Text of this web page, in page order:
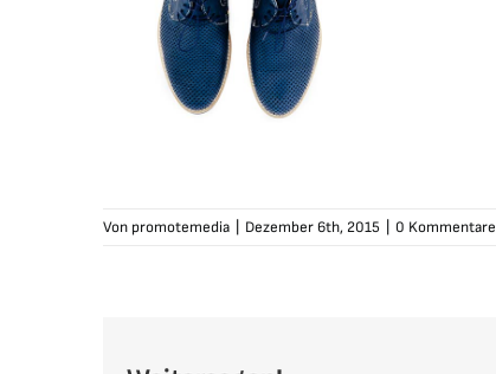
Von promotemedia Dezember 6th, 2015 0 Kommentare